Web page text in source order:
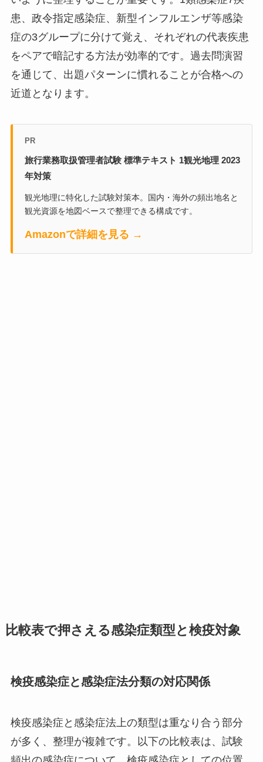
患、政令指定感染症、新型インフルエンザ等感染
症の3グループに分けて覚え、それぞれの代表疾患
をペアで暗記する方法が効率的です。過去問演習
を通じて、出題パターンに慣れることが合格への
近道となります。
PR
旅行業務取扱管理者試験 標準テキスト 1観光地理 2023
年対策
観光地理に特化した試験対策本。国内・海外の頻出地名と
観光資源を地図ベースで整理できる構成です。
Amazonで詳細を見る →
比較表で押さえる感染症類型と検疫対象
検疫感染症と感染症法分類の対応関係
検疫感染症と感染症法上の類型は重なり合う部分
が多く、整理が複雑です。以下の比較表は、試験